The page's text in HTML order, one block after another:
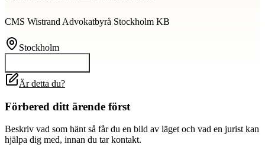
CMS Wistrand Advokatbyrå Stockholm KB
Stockholm
Är detta du?
Förbered ditt ärende först
Beskriv vad som hänt så får du en bild av läget och vad en jurist kan
hjälpa dig med, innan du tar kontakt.